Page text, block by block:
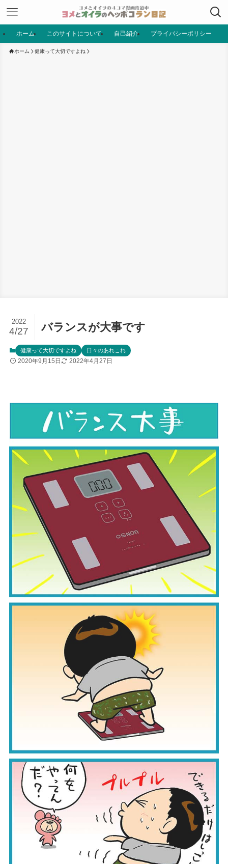
ホーム このサイトについて 自己紹介 プライバシーポリシー
ホーム 健康って大切ですよね
バランスが大事です
2022
4/27
健康って大切ですよね 日々のあれこれ
2020年9月15日 2022年4月27日